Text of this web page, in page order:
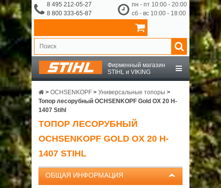
8 495 212-05-27
8 800 333-65-87
пн - пт 10:00 - 20:00
сб - вс 10:00 - 18:00
Фирменный магазин
STIHL и VIKING
STIHL
OCHSENKOPF
ПРИНАДЛЕЖНОСТИ
> OCHSENKOPF > Универсальные топоры >
Топор лесорубный OCHSENKOPF Gold OX 20 H-
1407 Stihl
ТОПОР ЛЕСОРУБНЫЙ
OCHSENKOPF GOLD OX 20 H-
1407 STIHL
ОБЩАЯ ИНФОРМАЦИЯ